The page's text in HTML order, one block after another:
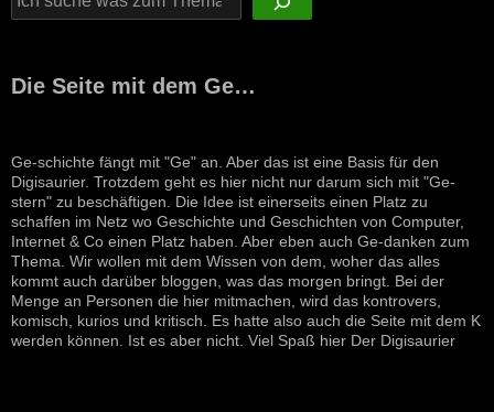
Die Seite mit dem Ge…
Ge-schichte fängt mit "Ge" an. Aber das ist eine Basis für den
Digisaurier. Trotzdem geht es hier nicht nur darum sich mit "Ge-
stern" zu beschäftigen. Die Idee ist einerseits einen Platz zu
schaffen im Netz wo Geschichte und Geschichten von Computer,
Internet & Co einen Platz haben. Aber eben auch Ge-danken zum
Thema. Wir wollen mit dem Wissen von dem, woher das alles
kommt auch darüber bloggen, was das morgen bringt. Bei der
Menge an Personen die hier mitmachen, wird das kontrovers,
komisch, kurios und kritisch. Es hatte also auch die Seite mit dem K
werden können. Ist es aber nicht. Viel Spaß hier Der Digisaurier